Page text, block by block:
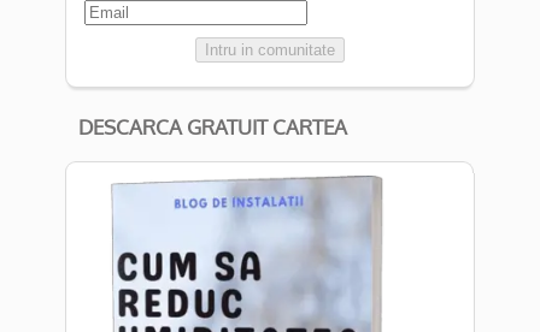
Intru in comunitate
DESCARCA GRATUIT CARTEA